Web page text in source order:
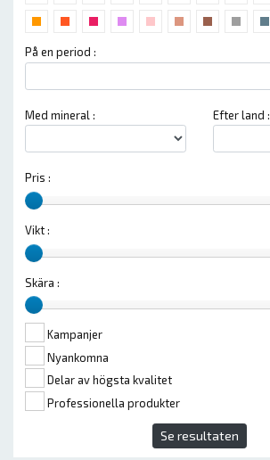
På en period :
Med mineral : Efter land :
Pris :
Vikt :
Skära :
Kampanjer
Nyankomna
Delar av högsta kvalitet
Professionella produkter
Se resultaten